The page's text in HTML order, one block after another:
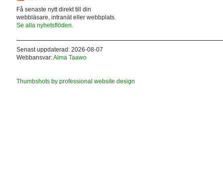
Få senaste nytt direkt till din
webbläsare, intranät eller webbplats.
Se alla nyhetsflöden.
Senast uppdaterad: 2026-08-07
Webbansvar:Alma Taawo
Thumbshots by professional website design